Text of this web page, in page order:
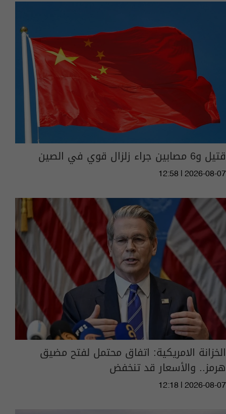
قتيل و6 مصابين جراء زلزال قوي في الصين
12:58 | 2026-08-07
الخزانة الامريكية: اتفاق محتمل لفتح مضيق
هرمز.. والأسعار قد تنخفض
12:18 | 2026-08-07